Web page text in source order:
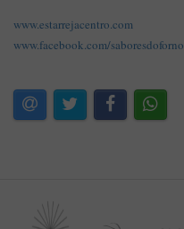
www.estarrejacentro.com
www.facebook.com/saboresdoforno